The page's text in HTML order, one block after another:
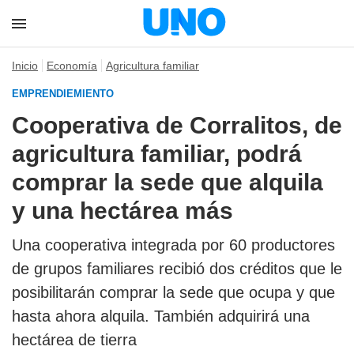
Inicio Economía Agricultura familiar
EMPRENDIEMIENTO
Cooperativa de Corralitos, de
agricultura familiar, podrá
comprar la sede que alquila
y una hectárea más
Una cooperativa integrada por 60 productores
de grupos familiares recibió dos créditos que le
posibilitarán comprar la sede que ocupa y que
hasta ahora alquila. También adquirirá una
hectárea de tierra